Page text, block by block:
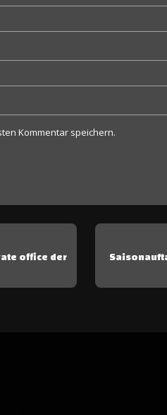
Kommentar speichern.
office der